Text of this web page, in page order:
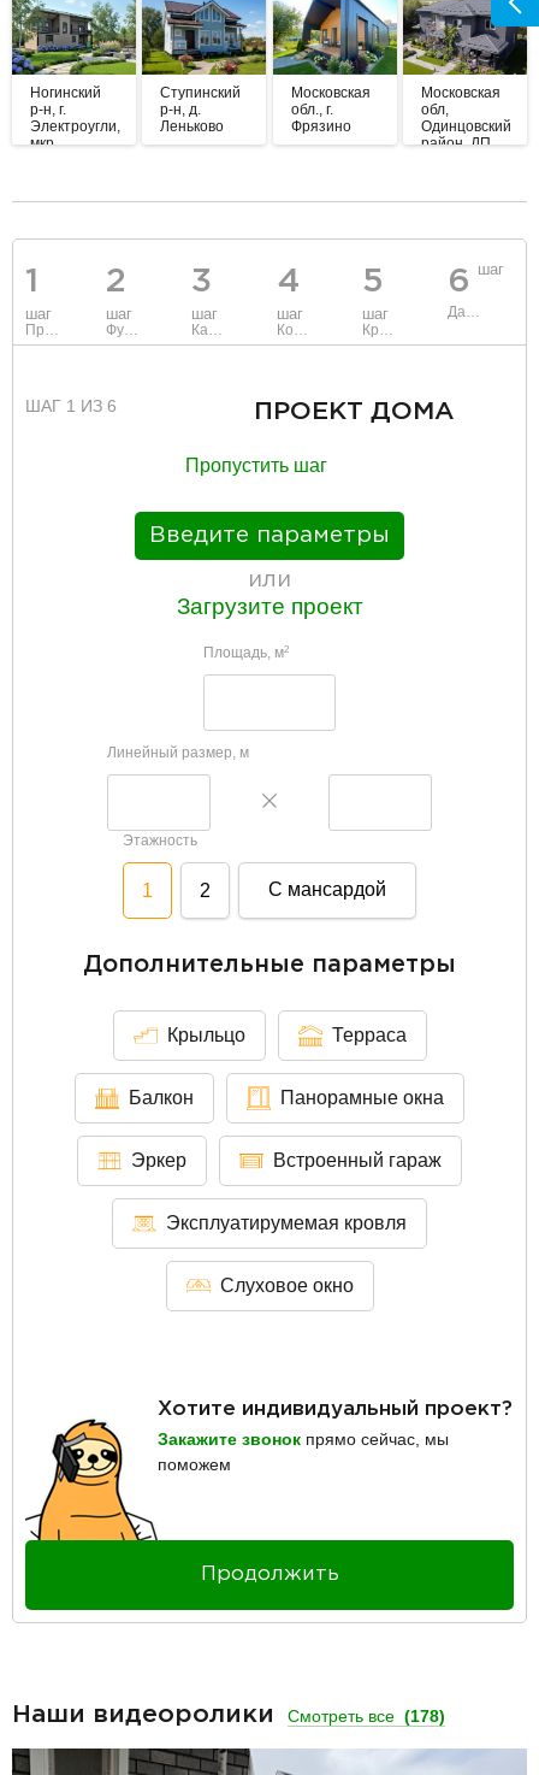
Ногинский
р-н, г.
Электроугли,
мкр.
Ступинский
р-н, д.
Леньково
Московская
обл., г.
Фрязино
Московская
обл,
Одинцовский
район, ДП
1
шаг
Проект
2
шаг
Фундамент
3
шаг
Каркас и стены
4
шаг
Коммуникации
5
шаг
Крыша
6 шаг
Данные
ШАГ 1 ИЗ 6 ПРОЕКТ ДОМА
Пропустить шаг
Введите параметры
или
Загрузите проект
Площадь, м2
Линейный размер, м
Этажность
1 2 С мансардой
Дополнительные параметры
Крыльцо Терраса
Балкон Панорамные окна
Эркер Встроенный гараж
Эксплуатирумемая кровля
Слуховое окно
Хотите индивидуальный проект?
Закажите звонок прямо сейчас, мы
поможем
Продолжить
Наши видеоролики Смотреть все (178)